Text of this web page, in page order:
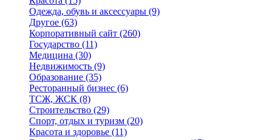
Одежда, обувь и аксессуары (9)
Другое (63)
Корпоративный сайт (260)
Государство (11)
Медицина (30)
Недвижимость (9)
Образование (35)
Ресторанный бизнес (6)
ТСЖ, ЖСК (8)
Строительство (29)
Спорт, отдых и туризм (20)
Красота и здоровье (11)